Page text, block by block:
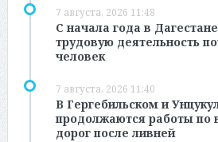
7 августа, 2026 11:48
С начала года в
трудовую деятельность
человек
7 августа, 2026 11:40
В Гергебильском и
продолжаются работы по
дорог после ливней